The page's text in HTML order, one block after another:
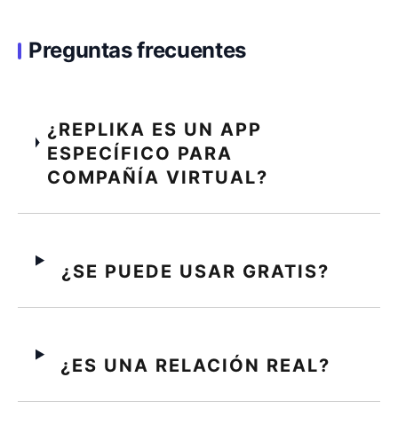
Preguntas frecuentes
¿REPLIKA ES UN APP
ESPECÍFICO PARA
COMPAÑÍA VIRTUAL?
¿SE PUEDE USAR GRATIS?
¿ES UNA RELACIÓN REAL?